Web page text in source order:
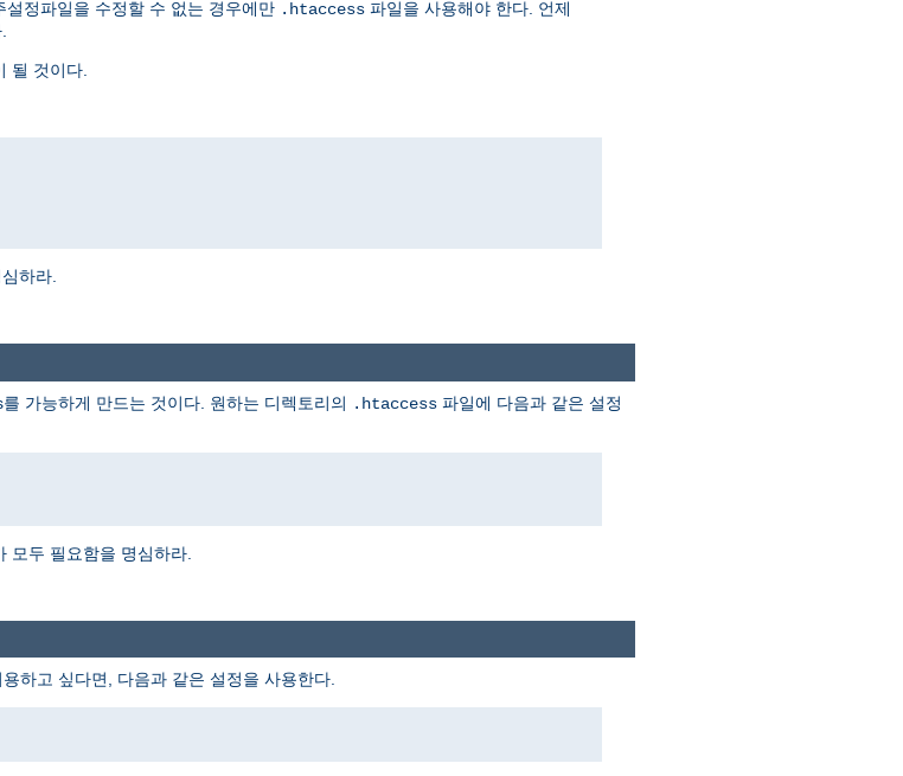
정파일을 수정할 수 없는 경우에만 .htaccess 파일을 사용해야 한다. 언제
될 것이다.
하라.
가능하게 만드는 것이다. 원하는 디렉토리의 .htaccess 파일에 다음과 같은 설정
모두 필요함을 명심하라.
하고 싶다면, 다음과 같은 설정을 사용한다.